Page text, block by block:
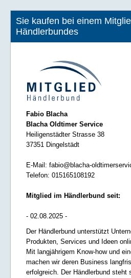
Sie kaufen bei einem
Händlerbundes
Fabio Blacha
Blacha Oldtimer Service
Heiligenstädter Strasse 38
37351 Dingelstädt
E-Mail: fabio@blacha-
Telefon: 015165108192
Mitglied im Händlerbund seit:
- 02.08.2025 -
Der Händlerbund unterstützt
Produkten, Services und Ideen
Mit langjährigem Know-how und
machen wir deren Business
erfolgreich. Der Händlerbund steht